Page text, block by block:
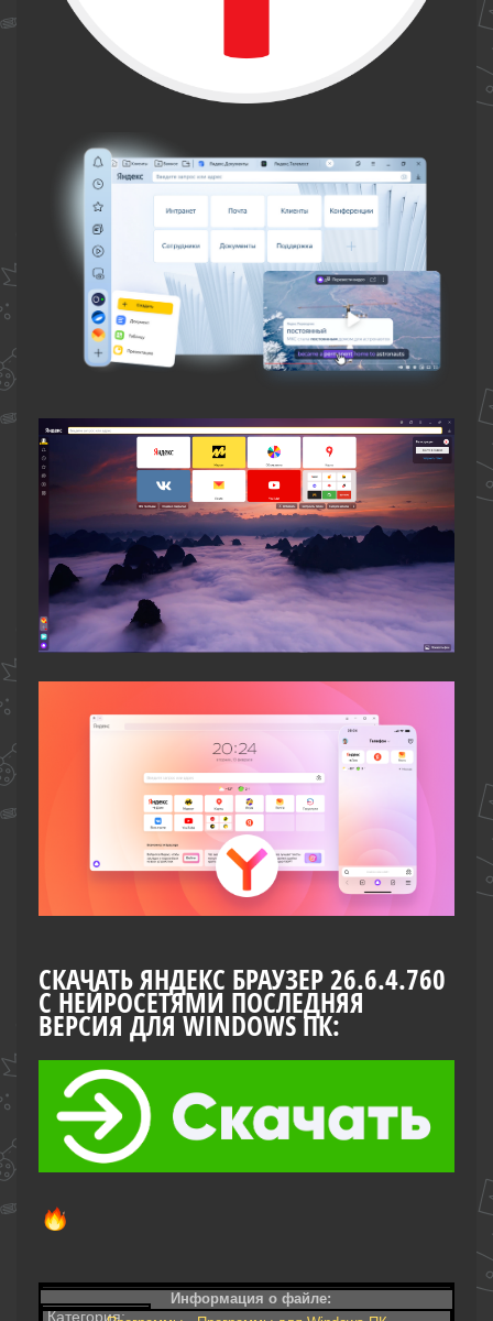
СКАЧАТЬ ЯНДЕКС БРАУЗЕР 26.6.4.760
С НЕЙРОСЕТЯМИ ПОСЛЕДНЯЯ
ВЕРСИЯ ДЛЯ WINDOWS ПК:
Информация о файле:
Категория: